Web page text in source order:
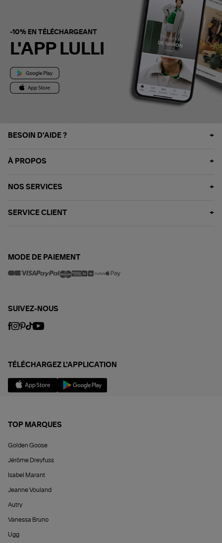
-10% EN TÉLÉCHARGEANT
L'APP LULLI
BESOIN D'AIDE ?
À PROPOS
NOS SERVICES
SERVICE CLIENT
MODE DE PAIEMENT
SUIVEZ-NOUS
TÉLÉCHARGEZ L'APPLICATION
TOP MARQUES
Golden Goose
Jérôme Dreyfuss
Isabel Marant
Jeanne Vouland
Autry
Vanessa Bruno
Ugg